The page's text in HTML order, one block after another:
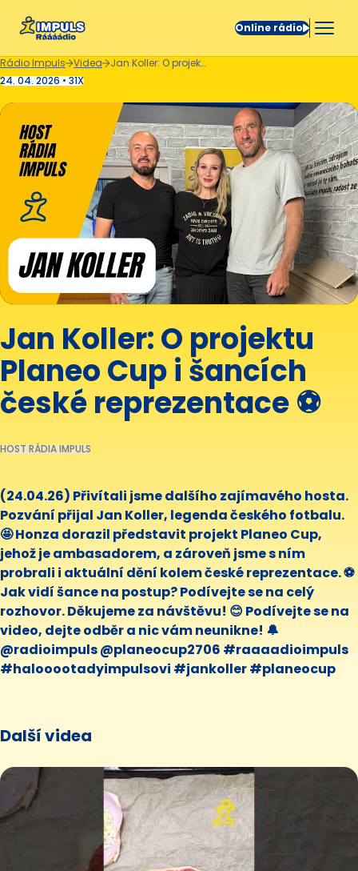
Online rádio
Rádio Impuls Videa
Jan Koller: O projektu Planeo Cup i šancích české reprezentace ⚽
24. 04. 2026 • 31X
Jan Koller: O projektu
Planeo Cup i šancích
české reprezentace ⚽
HOST RÁDIA IMPULS
(24.04.26) Přivítali jsme dalšího zajímavého hosta.
Pozvání přijal Jan Koller, legenda českého fotbalu.
🤩 Honza dorazil představit projekt Planeo Cup,
jehož je ambasadorem, a zároveň jsme s ním
probrali i aktuální dění kolem české reprezentace. ⚽
Jak vidí šance na postup? Podívejte se na celý
rozhovor. Děkujeme za návštěvu! 😊 Podívejte se na
video, dejte odběr a nic vám neunikne! 🔔
@radioimpuls @planeocup2706 #raaaadioimpuls
#halooootadyimpulsovi #jankoller #planeocup
Další videa